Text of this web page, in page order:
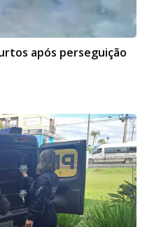
após perseguição